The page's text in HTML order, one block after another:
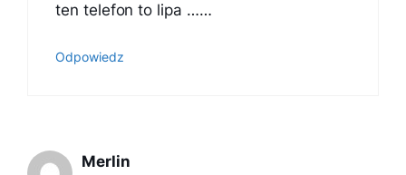
ten telefon to lipa ……
Odpowiedz
Merlin